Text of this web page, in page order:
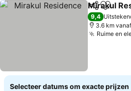
Delen
Mirakul
9,4
3.6 km
Ruime en
Selecteer datums om exacte prijzen